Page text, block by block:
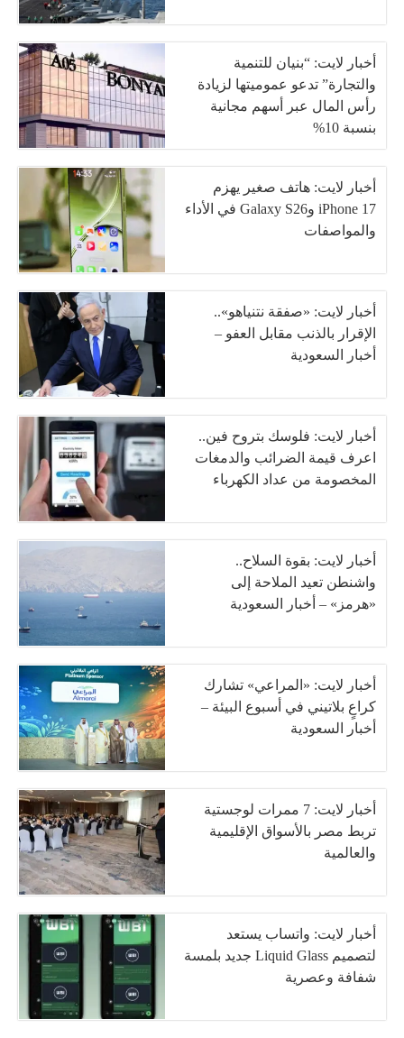
أخبار لايت: “بنيان للتنمية
والتجارة” تدعو عموميتها لزيادة
رأس المال عبر أسهم مجانية
بنسبة 10%
أخبار لايت: هاتف صغير يهزم
iPhone 17 وGalaxy S26 في الأداء
والمواصفات
أخبار لايت: «صفقة نتنياهو»..
الإقرار بالذنب مقابل العفو –
أخبار السعودية
أخبار لايت: فلوسك بتروح فين..
اعرف قيمة الضرائب والدمغات
المخصومة من عداد الكهرباء
أخبار لايت: بقوة السلاح..
واشنطن تعيد الملاحة إلى
«هرمز» – أخبار السعودية
أخبار لايت: «المراعي» تشارك
كراعٍ بلاتيني في أسبوع البيئة –
أخبار السعودية
أخبار لايت: 7 ممرات لوجستية
تربط مصر بالأسواق الإقليمية
والعالمية
أخبار لايت: واتساب يستعد
لتصميم Liquid Glass جديد بلمسة
شفافة وعصرية